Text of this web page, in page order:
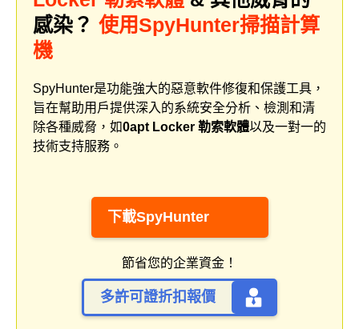
感染？ 使用SpyHunter掃描計算
機
SpyHunter是功能強大的惡意軟件修復和保護工具，
旨在幫助用戶提供深入的系統安全分析、檢測和清
除各種威脅，如0apt Locker 勒索軟體以及一對一的
技術支持服務。
下載SpyHunter
節省您的企業資金！
多許可證折扣報價